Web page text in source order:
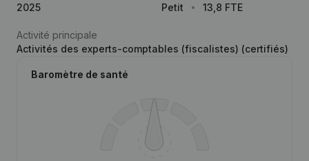
2025
Petit
13,8 FTE
Activité principale
Activités des experts-comptables (fiscalistes) (certifiés)
Baromètre de santé